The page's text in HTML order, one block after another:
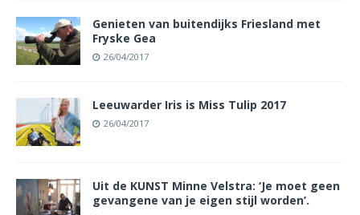
Genieten van buitendijks Friesland met
Fryske Gea
26/04/2017
Leeuwarder Iris is Miss Tulip 2017
26/04/2017
Uit de KUNST Minne Velstra: ‘Je moet geen
gevangene van je eigen stijl worden’.